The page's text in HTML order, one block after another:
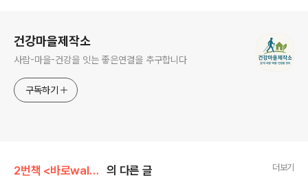
건강마을제작소
사람-마을-건강을 잇는 좋은연결을 추구합니다
구독하기
2번책 <바로walking> 의 다른 글 더보기